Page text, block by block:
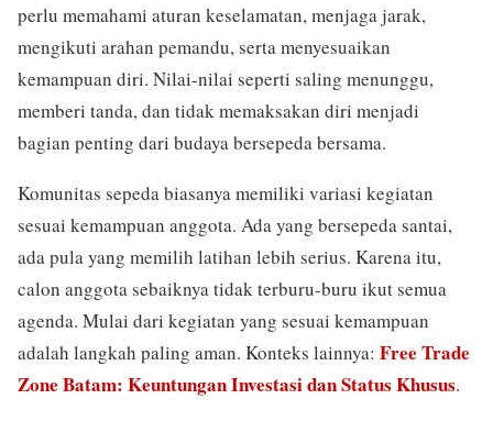
perlu memahami aturan keselamatan, menjaga jarak,
mengikuti arahan pemandu, serta menyesuaikan
kemampuan diri. Nilai-nilai seperti saling menunggu,
memberi tanda, dan tidak memaksakan diri menjadi
bagian penting dari budaya bersepeda bersama.
Komunitas sepeda biasanya memiliki variasi kegiatan
sesuai kemampuan anggota. Ada yang bersepeda santai,
ada pula yang memilih latihan lebih serius. Karena itu,
calon anggota sebaiknya tidak terburu-buru ikut semua
agenda. Mulai dari kegiatan yang sesuai kemampuan
adalah langkah paling aman. Konteks lainnya: Free Trade
Zone Batam: Keuntungan Investasi dan Status Khusus.